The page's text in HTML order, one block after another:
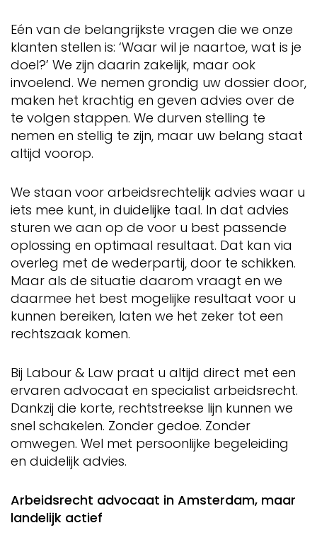
Eén van de belangrijkste vragen die we onze
klanten stellen is: ‘Waar wil je naartoe, wat is je
doel?’ We zijn daarin zakelijk, maar ook
invoelend. We nemen grondig uw dossier door,
maken het krachtig en geven advies over de
te volgen stappen. We durven stelling te
nemen en stellig te zijn, maar uw belang staat
altijd voorop.
We staan voor arbeidsrechtelijk advies waar u
iets mee kunt, in duidelijke taal. In dat advies
sturen we aan op de voor u best passende
oplossing en optimaal resultaat. Dat kan via
overleg met de wederpartij, door te schikken.
Maar als de situatie daarom vraagt en we
daarmee het best mogelijke resultaat voor u
kunnen bereiken, laten we het zeker tot een
rechtszaak komen.
Bij Labour & Law praat u altijd direct met een
ervaren advocaat en specialist arbeidsrecht.
Dankzij die korte, rechtstreekse lijn kunnen we
snel schakelen. Zonder gedoe. Zonder
omwegen. Wel met persoonlijke begeleiding
en duidelijk advies.
Arbeidsrecht advocaat in Amsterdam, maar
landelijk actief